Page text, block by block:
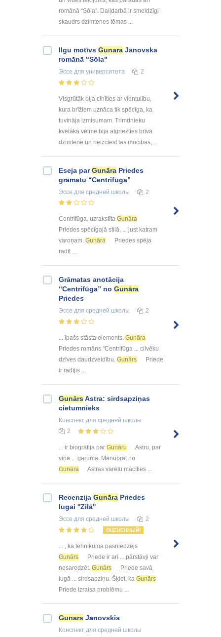
romānā “Sōla”. Daiļdarbā ir smeldzīgi
skaudrs dzimtenes tēmas ...
Ilgu motīvs Gunara Janovska
romānā "Sōla"
Эссе для университета 2
Visgrūtāk bija cīnīties ar vientulību,
kura brīžiem uznāca tik spēcīga, ka
tuvināja izmisumam. Trimdnieku
kvēlākā vēlme bija atgriezties brīvā
dzimtenē un neizciest tās mocības, ...
Eseja parGunāra Priedes
grāmatu “Centrifūga”
Эссе для средней школы 2
Centrifūga, uzrakstīta Gunāra
Priedes spēcīgajā stilā, ... just katram
varoņam. Gunāra
Priedes spēja
radīt ...
Grāmatas anotācija
“Centrifūga” no Gunāra
Priedes
Эссе для средней школы 2
... īpašs stāsta elements. Gunāra
Priedes romāns "Centrifūga ... cilvēku
dzīves daudzveidību. Gunārs
Priede
ir radījis ...
GunārsAstra: sirdsapziņas
cietumnieks
Конспект для средней школы
2
... ir biogrāfija par Gunāru
Astru, par
viņa ... garumā. Manuprāt no
Gunāra
Astras varētu mācīties ...
Recenzija Gunāra Priedes
lugai ''Zilā''
Эссе для средней школы 2
ОЦЕНЕННЫЙ!
... , ka tehnikuma pasniedzējs
Gunārs
Priede ir arī ... pārstāvji var
nesaredzēt. Gunārs
Priede savā
lugā ... sirdsapziņu. Šķiet, ka Gunārs
Priede izraisa problēmu ...
Gunars Janovskis
Конспект для средней школы